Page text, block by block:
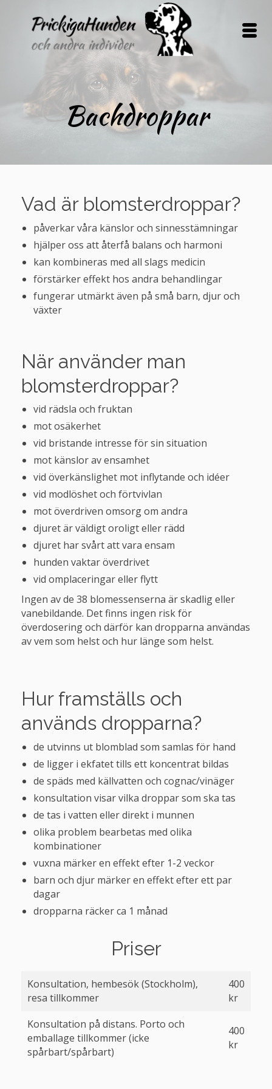
Bachdroppar
Vad är blomsterdroppar?
påverkar våra känslor och sinnesstämningar
hjälper oss att återfå balans och harmoni
kan kombineras med all slags medicin
förstärker effekt hos andra behandlingar
fungerar utmärkt även på små barn, djur och
växter
När använder man
blomsterdroppar?
vid rädsla och fruktan
mot osäkerhet
vid bristande intresse för sin situation
mot känslor av ensamhet
vid överkänslighet mot inflytande och idéer
vid modlöshet och förtvivlan
mot överdriven omsorg om andra
djuret är väldigt oroligt eller rädd
djuret har svårt att vara ensam
hunden vaktar överdrivet
vid omplaceringar eller flytt
Ingen av de 38 blomessenserna är skadlig eller
vanebildande. Det finns ingen risk för
överdosering och därför kan dropparna användas
av vem som helst och hur länge som helst.
Hur framställs och
används dropparna?
de utvinns ut blomblad som samlas för hand
de ligger i ekfatet tills ett koncentrat bildas
de späds med källvatten och cognac/vinäger
konsultation visar vilka droppar som ska tas
de tas i vatten eller direkt i munnen
olika problem bearbetas med olika
kombinationer
vuxna märker en effekt efter 1-2 veckor
barn och djur märker en effekt efter ett par
dagar
dropparna räcker ca 1 månad
Priser
Konsultation, hembesök (Stockholm),
resa tillkommer
400
kr
Konsultation på distans. Porto och
emballage tillkommer (icke
spårbart/spårbart)
400
kr